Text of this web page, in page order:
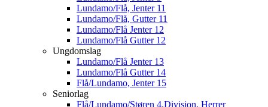
Lundamo/Flå, Jenter 11
Lundamo/Flå, Gutter 11
Lundamo/Flå Jenter 12
Lundamo/Flå Gutter 12
Ungdomslag
Lundamo/Flå Jenter 13
Lundamo/Flå Gutter 14
Flå/Lundamo, Jenter 15
Seniorlag
Flå/Lundamo/Støren 4.Divisjon, Herrer